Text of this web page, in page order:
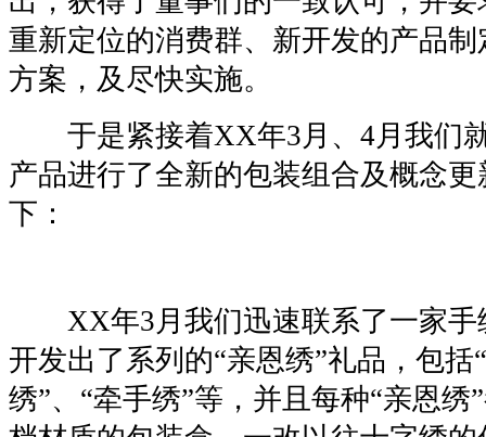
重新定位的消费群、新开发的产品
方案，及尽快实施。
于是紧接着XX年3月、4月我们
产品进行了全新的包装组合及概念
下：
XX年3月我们迅速联系了一家手
开发出了系列的“亲恩绣”礼品，包括
绣”、“牵手绣”等，并且每种“亲恩绣